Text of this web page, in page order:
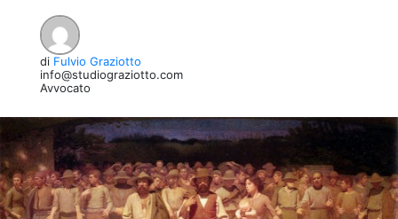
di Fulvio Graziotto
info@studiograziotto.com
Avvocato